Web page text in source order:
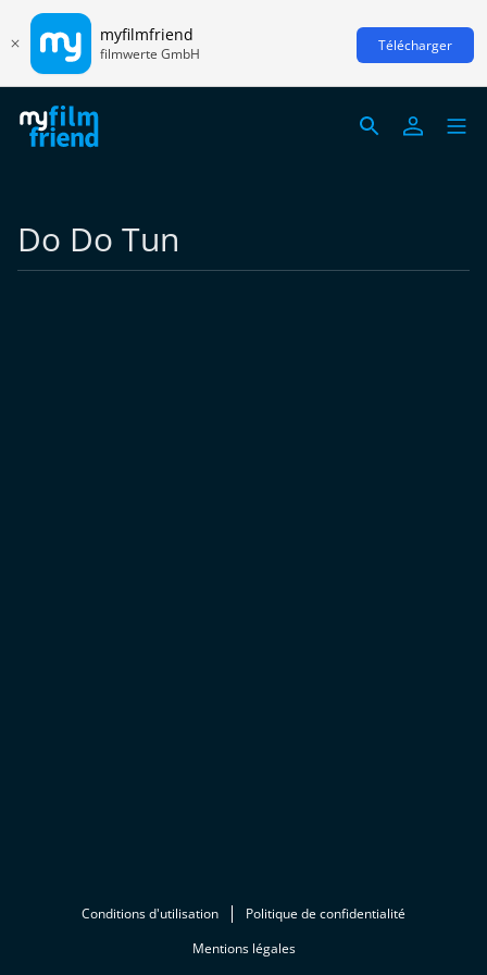
myfilmfriend
filmwerte GmbH Télécharger
Do Do Tun
Conditions d'utilisation
Politique de confidentialité
Mentions légales